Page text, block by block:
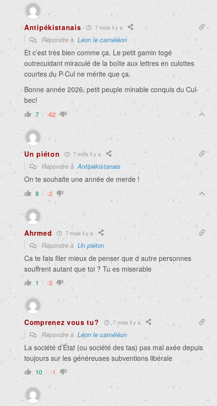
Antipékistanais 7 mois il y a
Répondre à Léon le caméléon
Et c’est très bien comme ça. Le petit gamin togé
outrecuidant miraculé de la boîte aux lettres en culottes
courtes du P-Cul ne mérite que ça.
Bonne année 2026, petit peuple minable conquis du Cul-
bec!
7 -62
Un piéton 7 mois il y a
Répondre àAntipékistanais
On te souhaite une année de merde !
8 -2
Ahrmed 7 mois il y a
Répondre à Un piéton
Ca te fais filer mieux de penser que d autre personnes
souffrent autant que toi ? Tu es miserable
1 -3
Comprenez vous tu? 7 mois il y a
Répondre à Léon le caméléon
La société d’État (ou société des tas) pas mal axée depuis
toujours sur les généreuses subventions libérale
10 -1